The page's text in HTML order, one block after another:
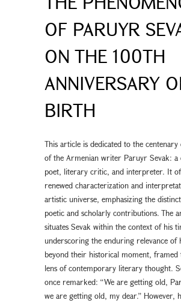
OF PARUYR
ON THE 100TH
ANNIVERSARY
BIRTH
This article is dedicated to the
of the Armenian writer Paruyr Sevak: a
poet, literary critic, and interpreter. It
renewed characterization and
artistic universe, emphasizing the
poetic and scholarly contributions. The
situates Sevak within the context of his
underscoring the enduring relevance of
beyond their historical moment,
lens of contemporary literary thought.
once remarked: “We are getting old,
we are getting old, my dear.” However,